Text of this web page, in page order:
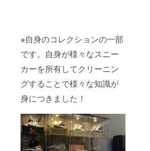
※自身のコレクションの一部
です。自身が様々なスニー
カーを所有してクリーニン
グすることで様々な知識が
身につきました！